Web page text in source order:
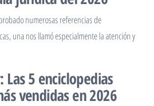
numerosas referencias de
una nos llamó especialmente la atención y
Las 5 enciclopedias
vendidas en 2026